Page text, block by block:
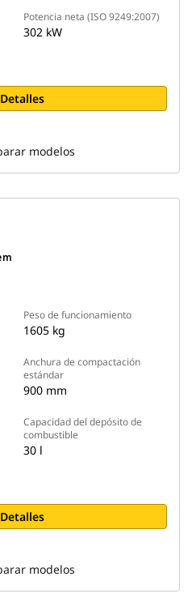
Potencia neta (ISO 9249:2007)
302 kW
modelos
Peso de funcionamiento
1605 kg
Anchura de compactación
estándar
900 mm
Capacidad del depósito de
combustible
30 l
modelos